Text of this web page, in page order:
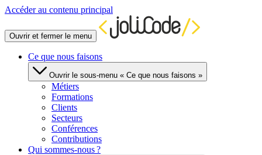
Accéder au contenu principal
Ouvrir et fermer le menu
Ce que nous faisons
Ouvrir le sous-menu « Ce que nous faisons »
Métiers
Formations
Clients
Secteurs
Conférences
Contributions
Qui sommes-nous ?